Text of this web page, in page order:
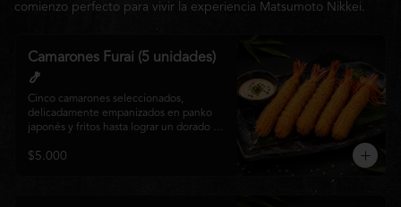
comienzo perfecto para vivir la experiencia Matsumoto Nikkei.
Camarones Furai (5 unidades)
🍤
Cinco camarones seleccionados,
delicadamente empanizados en panko
japonés y fritos hasta lograr un dorado
por dentro, acompañados de nuestra
$5.000